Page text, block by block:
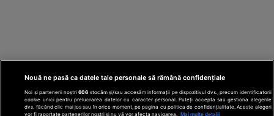
Nouă ne pasă ca datele tale personale să rămână confidențiale
Noi și partenerii noștri606 stocăm și/sau accesăm informații pe dispozitivul dvs., precum identificatorii
cookie unici pentru prelucrarea datelor cu caracter personal. Puteți accepta sau gestiona alegerile
dvs. făcând clic mai jos sau în orice moment, pe pagina cu politica de confidențialitate. Aceste alegeri
vor fi raportate partenerilor noștri și nu vă vor afecta navigarea.
Mai multe detalii